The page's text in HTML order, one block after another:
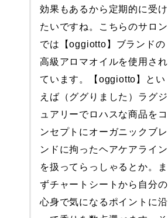
効果もあるから定期的に受け
たいですね。こちらのサロン
では【oggiotto】ブランドの
高級アロマオイルを使用され
ています。【oggiotto】とい
えば（ググりました）ラグジ
ュアリーでロハスな商品をコ
ンセプトにオーガニックブレ
ンドに拘ったヘアケアライン
を扱ってらっしゃるとか。ま
ずチャートシートから自分の
心身で気になるポイントに沿